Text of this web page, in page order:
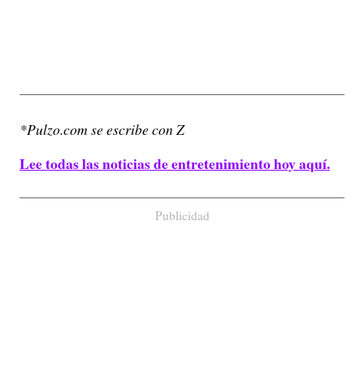
*Pulzo.com se escribe con Z
Lee todas las noticias de entretenimiento hoy aquí.
Publicidad